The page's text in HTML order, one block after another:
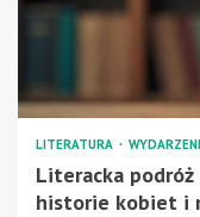
LITERATURA
Literacka podróż
historie kobiet i